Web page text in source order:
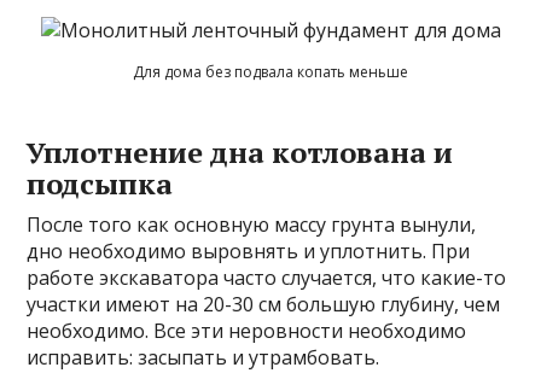
Для дома без подвала копать меньше
Уплотнение дна котлована и
подсыпка
После того как основную массу грунта вынули,
дно необходимо выровнять и уплотнить. При
работе экскаватора часто случается, что какие-то
участки имеют на 20-30 см большую глубину, чем
необходимо. Все эти неровности необходимо
исправить: засыпать и утрамбовать.